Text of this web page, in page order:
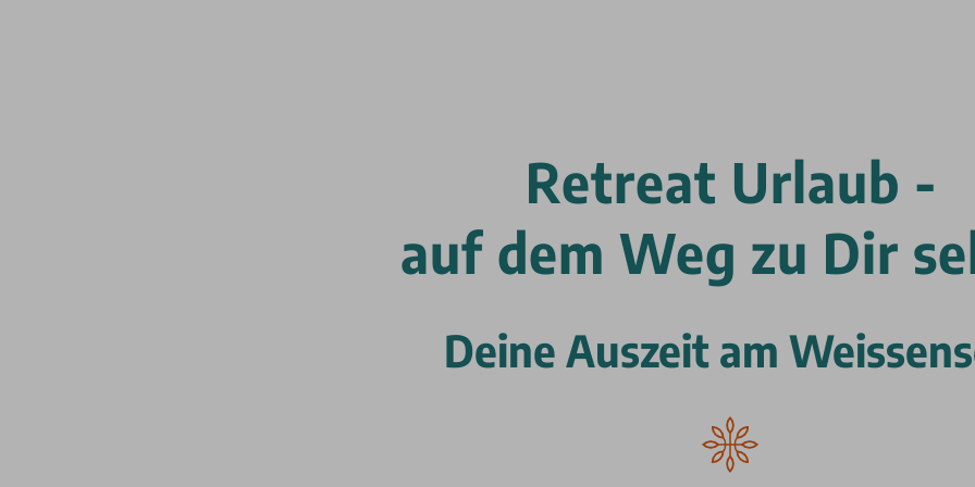
Retreat Urlaub -
auf dem Weg zu Dir
Deine Auszeit am